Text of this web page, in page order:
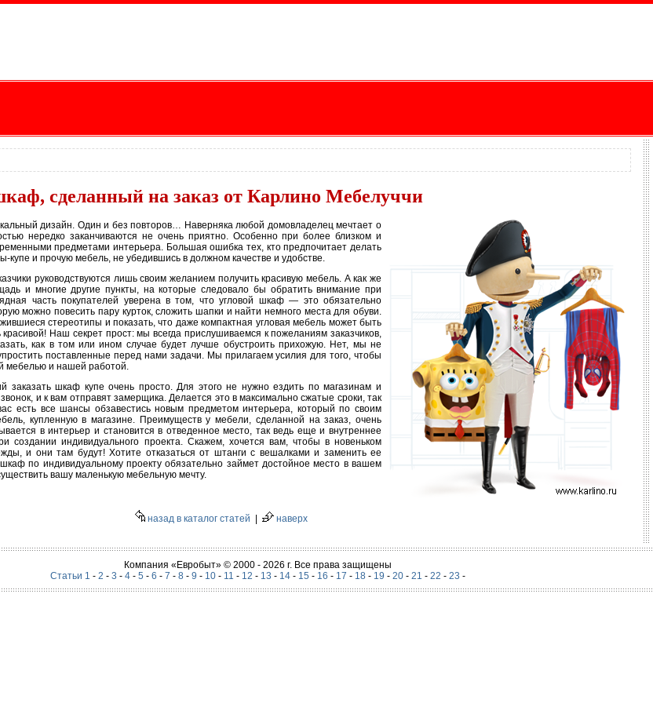
сделанный на заказ от Карлино Мебелуччи
дизайн. Один и без повторов… Наверняка любой домовладелец мечтает о
нередко заканчиваются не очень приятно. Особенно при более близком и
предметами интерьера. Большая ошибка тех, кто предпочитает делать
и прочую мебель, не убедившись в должном качестве и удобстве.
руководствуются лишь своим желанием получить красивую мебель. А как же
и многие другие пункты, на которые следовало бы обратить внимание при
часть покупателей уверена в том, что угловой шкаф — это обязательно
можно повесить пару курток, сложить шапки и найти немного места для обуви.
стереотипы и показать, что даже компактная угловая мебель может быть
Наш секрет прост: мы всегда прислушиваемся к пожеланиям заказчиков,
как в том или ином случае будет лучше обустроить прихожую. Нет, мы не
поставленные перед нами задачи. Мы прилагаем усилия для того, чтобы
мебелью и нашей работой.
шкаф купе очень просто. Для этого не нужно ездить по магазинам и
и к вам отправят замерщика. Делается это в максимально сжатые сроки, так
есть все шансы обзавестись новым предметом интерьера, который по своим
купленную в магазине. Преимуществ у мебели, сделанной на заказ, очень
в интерьер и становится в отведенное место, так ведь еще и внутреннее
создании индивидуального проекта. Скажем, хочется вам, чтобы в новеньком
и они там будут! Хотите отказаться от штанги с вешалками и заменить ее
по индивидуальному проекту обязательно займет достойное место в вашем
вашу маленькую мебельную мечту.
назад в каталог статей наверх
Компания «Евробыт» © 2000 - 2026 г. Все права защищены
Статьи 1 - 2 - 3 - 4- 5 - 6 - 7 - 8- 9 - 10- 11 - 12 - 13 - 14- 15 - 16 - 17 - 18- 19 - 20- 21 - 22 - 23 -